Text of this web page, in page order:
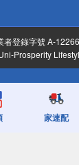
者登錄字號 A-
Prosperity
家速配